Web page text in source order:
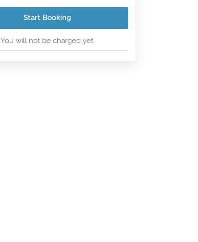
Start Booking
You will not be charged yet